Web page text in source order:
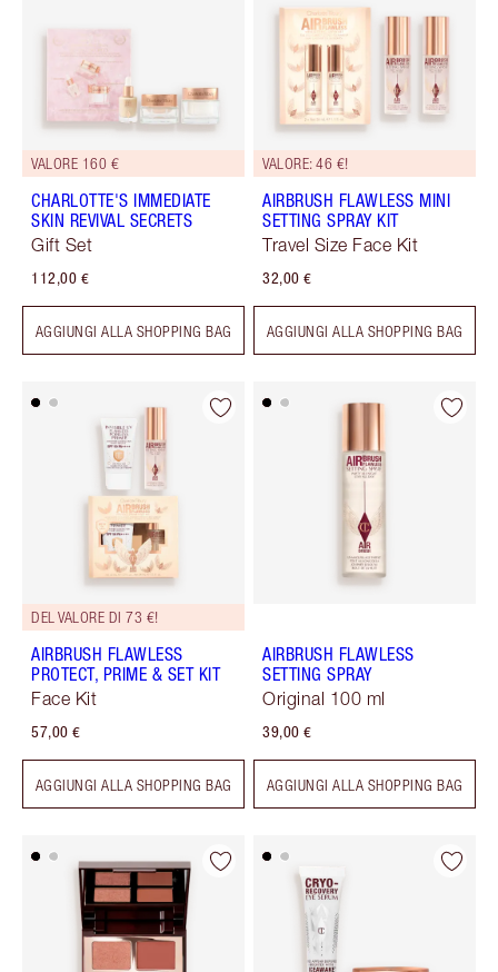
VALORE 160 €
CHARLOTTE'S IMMEDIATE
SKIN REVIVAL SECRETS
Gift Set
112,00 €
AGGIUNGI ALLA SHOPPING BAG
VALORE: 46 €!
AIRBRUSH FLAWLESS MINI
SETTING SPRAY KIT
Travel Size Face Kit
32,00 €
AGGIUNGI ALLA SHOPPING BAG
DEL VALORE DI 73 €!
AIRBRUSH FLAWLESS
PROTECT, PRIME & SET KIT
Face Kit
57,00 €
AGGIUNGI ALLA SHOPPING BAG
AIRBRUSH FLAWLESS
SETTING SPRAY
Original 100 ml
39,00 €
AGGIUNGI ALLA SHOPPING BAG